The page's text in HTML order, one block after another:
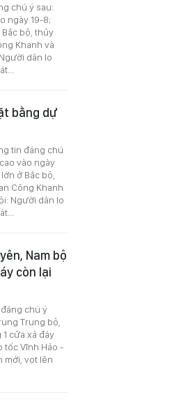
chú ý sau:
ngày 19-8;
bộ, thủy
Khanh và
dân lo
bằng dự
tin đáng chú
vào ngày
ở Bắc bộ,
Công Khanh
Người dân lo
Nam bộ
còn lại
chú ý
Trung bộ,
cửa xả đáy
tốc Vĩnh Hảo -
mới, vọt lên